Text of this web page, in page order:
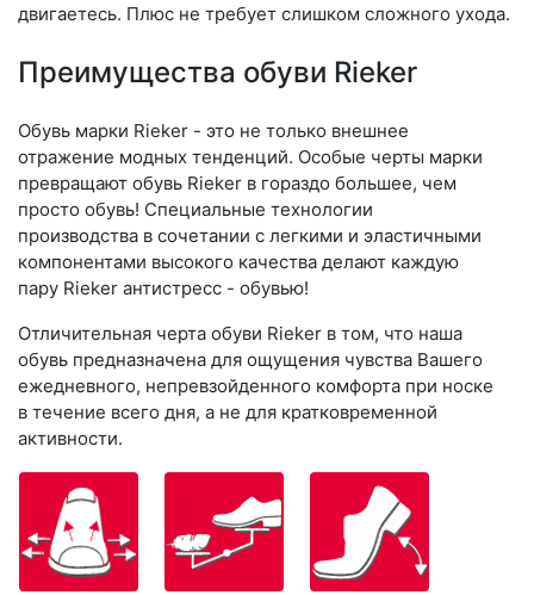
двигаетесь. Плюс не требует слишком сложного ухода.
Преимущества обуви Rieker
Обувь марки Rieker - это не только внешнее
отражение модных тенденций. Особые черты марки
превращают обувь Rieker в гораздо большее, чем
просто обувь! Специальные технологии
производства в сочетании с легкими и эластичными
компонентами высокого качества делают каждую
пару Rieker антистресс - обувью!
Отличительная черта обуви Rieker в том, что наша
обувь предназначена для ощущения чувства Вашего
ежедневного, непревзойденного комфорта при носке
в течение всего дня, а не для кратковременной
активности.